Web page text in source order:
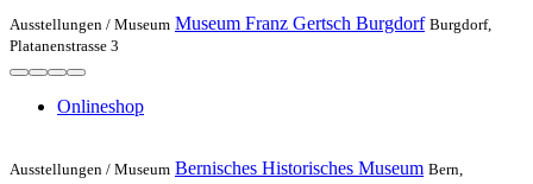
Ausstellungen / Museum Museum Franz Gertsch Burgdorf Burgdorf,
Platanenstrasse 3
Onlineshop
Ausstellungen / Museum Bernisches Historisches Museum Bern,